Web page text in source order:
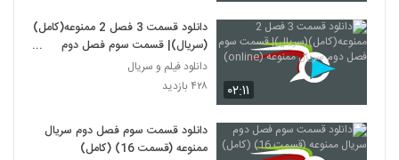
۰۲:۱۱
دانلود قسمت 3 فصل 2 ممنوعه(کامل)
(سریال)| قسمت سوم فصل دوم
سریال ممنوعه (online)
دانلود فیلم و سریال
۴۲۸ بازدید
دانلود قسمت سوم فصل دوم سریال
ممنوعه (قسمت 16) (کامل)